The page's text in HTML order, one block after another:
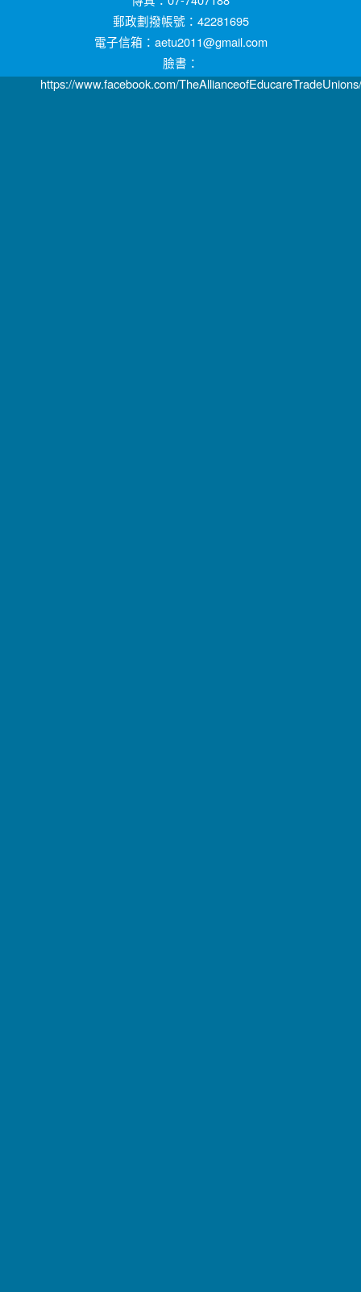
郵政劃撥帳號：42281695
電子信箱：aetu2011@gmail.com
臉書：
https://www.facebook.com/TheAllianceofEducareTradeUnions/